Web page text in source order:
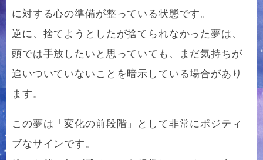
に対する心の準備が整っている状態です。
逆に、捨てようとしたが捨てられなかった夢は、
頭では手放したいと思っていても、まだ気持ちが
追いついていないことを暗示している場合があり
ます。
この夢は「変化の前段階」として非常にポジティ
ブなサインです。